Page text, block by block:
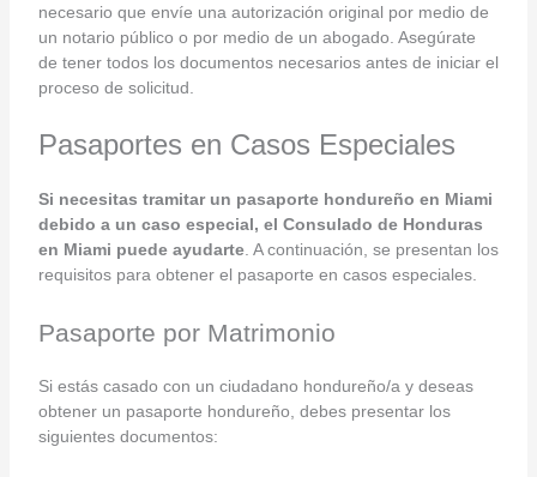
necesario que envíe una autorización original por medio de
un notario público o por medio de un abogado. Asegúrate
de tener todos los documentos necesarios antes de iniciar el
proceso de solicitud.
Pasaportes en Casos Especiales
Si necesitas tramitar un pasaporte hondureño en Miami
debido a un caso especial, el Consulado de Honduras
en Miami puede ayudarte. A continuación, se presentan los
requisitos para obtener el pasaporte en casos especiales.
Pasaporte por Matrimonio
Si estás casado con un ciudadano hondureño/a y deseas
obtener un pasaporte hondureño, debes presentar los
siguientes documentos: